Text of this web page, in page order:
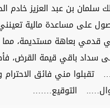
بن عبد العزيز خادم
على مساعدة مالية
قدمي بعاهة مستديمة،
سداد باقي قيمة القرض،
تقبلوا مني فائق
التوقيع…….